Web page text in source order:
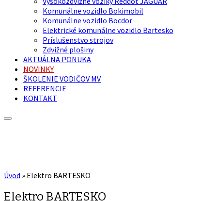
Komunálne vozidlo Bokimobil
Komunálne vozidlo Bocdor
Elektrické komunálne vozidlo Bartesko
Príslušenstvo strojov
Zdvižné plošiny
AKTUÁLNA PONUKA
NOVINKY
ŠKOLENIE VODIČOV MV
REFERENCIE
KONTAKT
Úvod » Elektro BARTESKO
Elektro BARTESKO